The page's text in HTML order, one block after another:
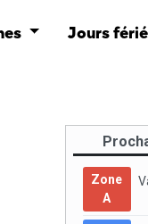
Jours
Zone
A